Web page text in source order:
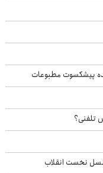
پیشکسوت مطبوعات
تلفنی؟